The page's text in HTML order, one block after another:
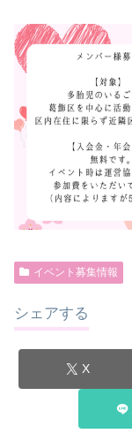
イベント募集情報
シェアする
X